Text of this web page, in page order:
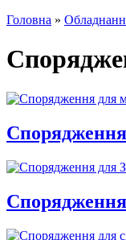
Головна »